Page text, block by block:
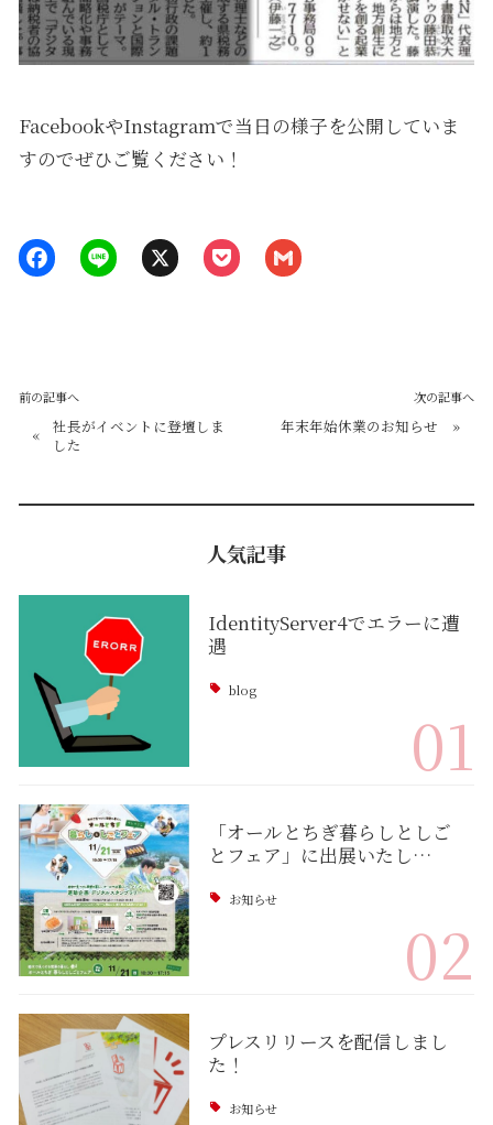
FacebookやInstagramで当日の様子を公開していま
すのでぜひご覧ください！
前の記事へ
«
社長がイベントに登壇しま
した
次の記事へ
年末年始休業のお知らせ »
人気記事
IdentityServer4でエラーに遭
遇
blog
01
「オールとちぎ暮らしとしご
とフェア」に出展いたし…
お知らせ
02
プレスリリースを配信しまし
た！
お知らせ